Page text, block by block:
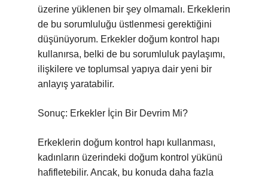
üzerine yüklenen bir şey olmamalı. Erkeklerin
de bu sorumluluğu üstlenmesi gerektiğini
düşünüyorum. Erkekler doğum kontrol hapı
kullanırsa, belki de bu sorumluluk paylaşımı,
ilişkilere ve toplumsal yapıya dair yeni bir
anlayış yaratabilir.
Sonuç: Erkekler İçin Bir Devrim Mi?
Erkeklerin doğum kontrol hapı kullanması,
kadınların üzerindeki doğum kontrol yükünü
hafifletebilir. Ancak, bu konuda daha fazla